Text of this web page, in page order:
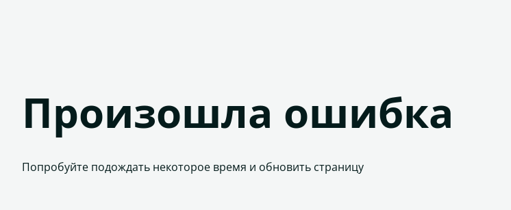
Произошла ошибка
Попробуйте подождать некоторое время и обновить страницу